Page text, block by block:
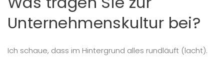
Unternehmenskultur bei?
Ich schaue, dass im Hintergrund alles rundläuft (lacht).